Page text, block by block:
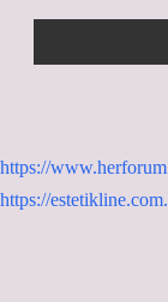
https://
https://